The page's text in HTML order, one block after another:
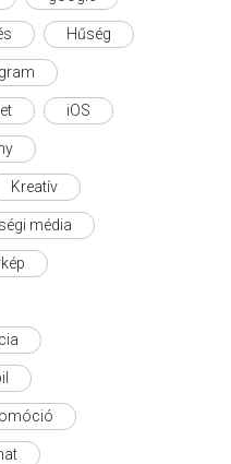
Hűség
iOS
Kreatív
média